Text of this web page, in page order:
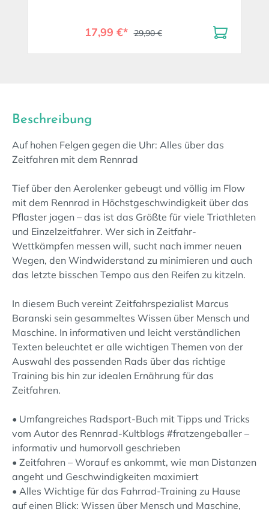
17,99 €* 29,90 €
Beschreibung
Auf hohen Felgen gegen die Uhr: Alles über das
Zeitfahren mit dem Rennrad
Tief über den Aerolenker gebeugt und völlig im Flow
mit dem Rennrad in Höchstgeschwindigkeit über das
Pflaster jagen – das ist das Größte für viele Triathleten
und Einzelzeitfahrer. Wer sich in Zeitfahr-
Wettkämpfen messen will, sucht nach immer neuen
Wegen, den Windwiderstand zu minimieren und auch
das letzte bisschen Tempo aus den Reifen zu kitzeln.
In diesem Buch vereint Zeitfahrspezialist Marcus
Baranski sein gesammeltes Wissen über Mensch und
Maschine. In informativen und leicht verständlichen
Texten beleuchtet er alle wichtigen Themen von der
Auswahl des passenden Rads über das richtige
Training bis hin zur idealen Ernährung für das
Zeitfahren.
• Umfangreiches Radsport-Buch mit Tipps und Tricks
vom Autor des Rennrad-Kultblogs #fratzengeballer –
informativ und humorvoll geschrieben
• Zeitfahren – Worauf es ankommt, wie man Distanzen
angeht und Geschwindigkeiten maximiert
• Alles Wichtige für das Fahrrad-Training zu Hause
auf einen Blick: Wissen über Mensch und Maschine,